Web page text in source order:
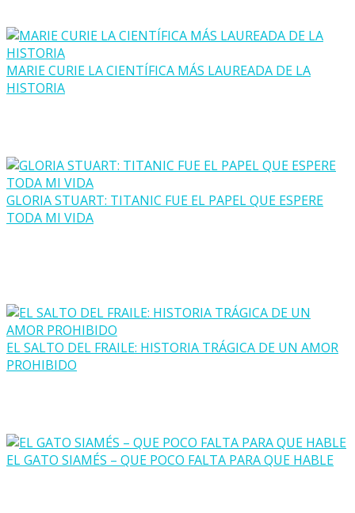
MARIE CURIE LA CIENTÍFICA MÁS LAUREADA DE LA
HISTORIA
GLORIA STUART: TITANIC FUE EL PAPEL QUE ESPERE
TODA MI VIDA
EL SALTO DEL FRAILE: HISTORIA TRÁGICA DE UN AMOR
PROHIBIDO
EL GATO SIAMÉS – QUE POCO FALTA PARA QUE HABLE